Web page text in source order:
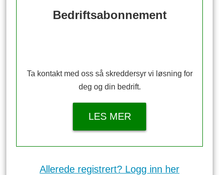
Bedriftsabonnement
Ta kontakt med oss så skreddersyr vi løsning for
deg og din bedrift.
LES MER
Allerede registrert? Logg inn her